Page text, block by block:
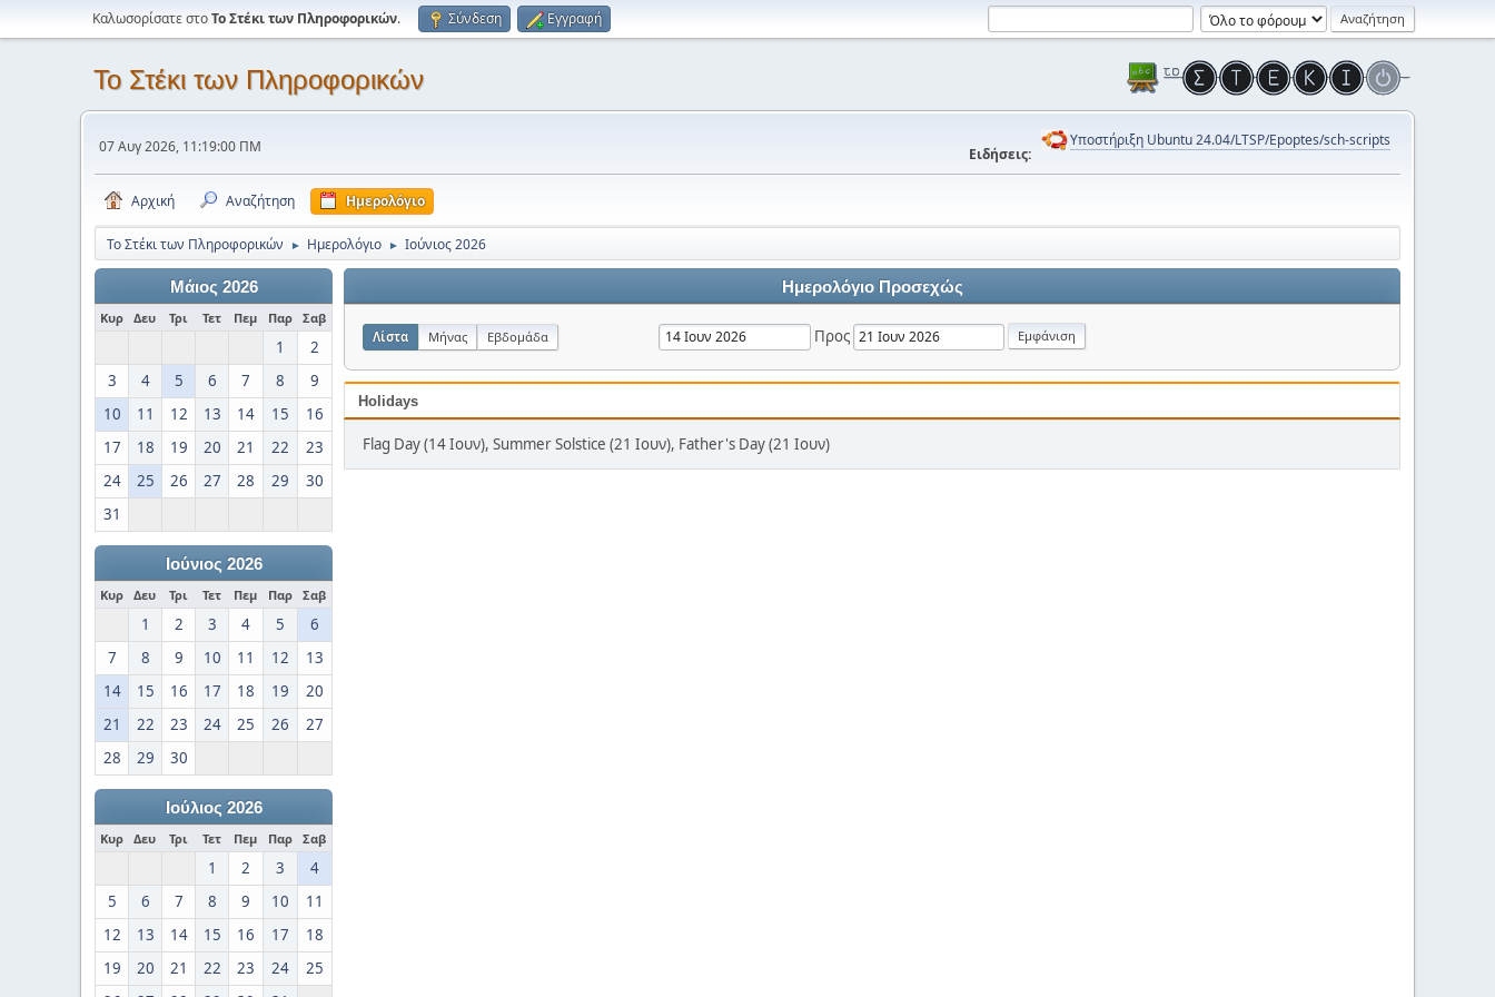
Καλωσορίσατε στοΤο Στέκι των Πληροφορικών. Σύνδεση Εγγραφή
Το Στέκι των Πληροφορικών
07 Αυγ 2026, 11:19:00 ΠΜ Ειδήσεις:
Υποστήριξη Ubuntu 24.04/LTSP/Epoptes/sch-scripts
Αρχική Αναζήτηση Ημερολόγιο
Το Στέκι των Πληροφορικών ► Ημερολόγιο ► Ιούνιος 2026
Μάιος 2026
Κυρ Δευ Τρι Τετ Πεμ Παρ Σαβ
1
2
3
4 5 6 7 8
9
10
11 12 13 14 15
16
17
18 19 20 21 22
23
24
25 26 27 28 29
30
31
Ιούνιος 2026
Κυρ Δευ Τρι Τετ Πεμ Παρ Σαβ
1 2 3 4 5
6
7
8 9 10 11 12
13
14
15 16 17 18 19
20
21
22 23 24 25 26
27
28
29 30
Ιούλιος 2026
Κυρ Δευ Τρι Τετ Πεμ Παρ Σαβ
1 2 3
4
5
6 7 8 9 10
11
12
13 14 15 16 17
18
19
20 21 22 23 24
25
Ημερολόγιο Προσεχώς
Λίστα Μήνας Εβδομάδα Προς
Holidays
Flag Day (14 Ιουν), Summer Solstice (21 Ιουν), Father's Day (21 Ιουν)